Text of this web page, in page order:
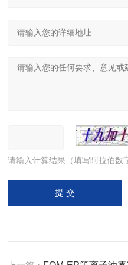
请输入计算结果（填写阿拉伯数